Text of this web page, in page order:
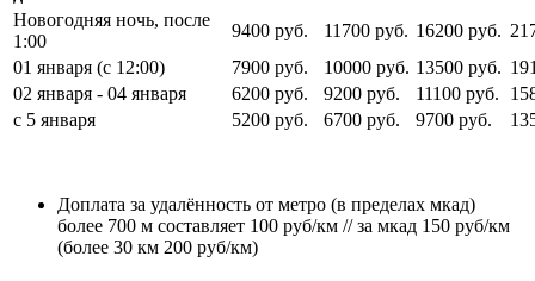
Новогодняя ночь, после
1:00
9400 руб. 11700 руб. 16200 руб.
01 января (с 12:00)
7900 руб. 10000 руб. 13500 руб.
02 января - 04 января
6200 руб. 9200 руб. 11100 руб.
с 5 января
5200 руб. 6700 руб. 9700 руб.
Доплата за удалённость от метро (в пределах мкад)
более 700 м составляет 100 руб/км // за мкад 150 руб/км
(более 30 км 200 руб/км)